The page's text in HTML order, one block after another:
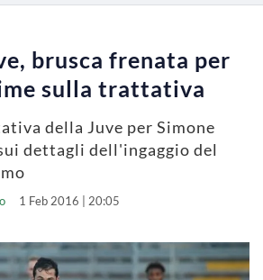
brusca frenata per
sulla trattativa
della Juve per Simone
dettagli dell'ingaggio del
1 Feb 2016 | 20:05